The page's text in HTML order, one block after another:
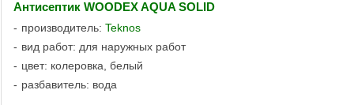
Антисептик WOODEX AQUA SOLID
производитель: Teknos
вид работ: для наружных работ
цвет: колеровка, белый
разбавитель: вода